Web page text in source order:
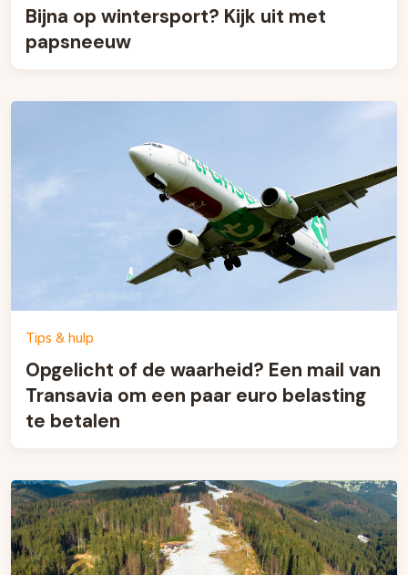
Bijna op wintersport? Kijk uit met
papsneeuw
Tips & hulp
Opgelicht of de waarheid? Een mail van
Transavia om een paar euro belasting
te betalen